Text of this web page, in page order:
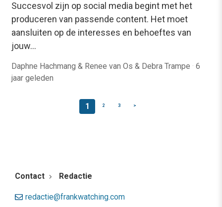
Succesvol zijn op social media begint met het
produceren van passende content. Het moet
aansluiten op de interesses en behoeftes van
jouw…
Daphne Hachmang & Renee van Os & Debra Trampe · 6
jaar geleden
1 2 3 >
Contact Redactie
redactie@frankwatching.com